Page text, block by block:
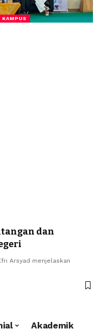
KAMPUS
dan
Arsyad menjelaskan
Akademik